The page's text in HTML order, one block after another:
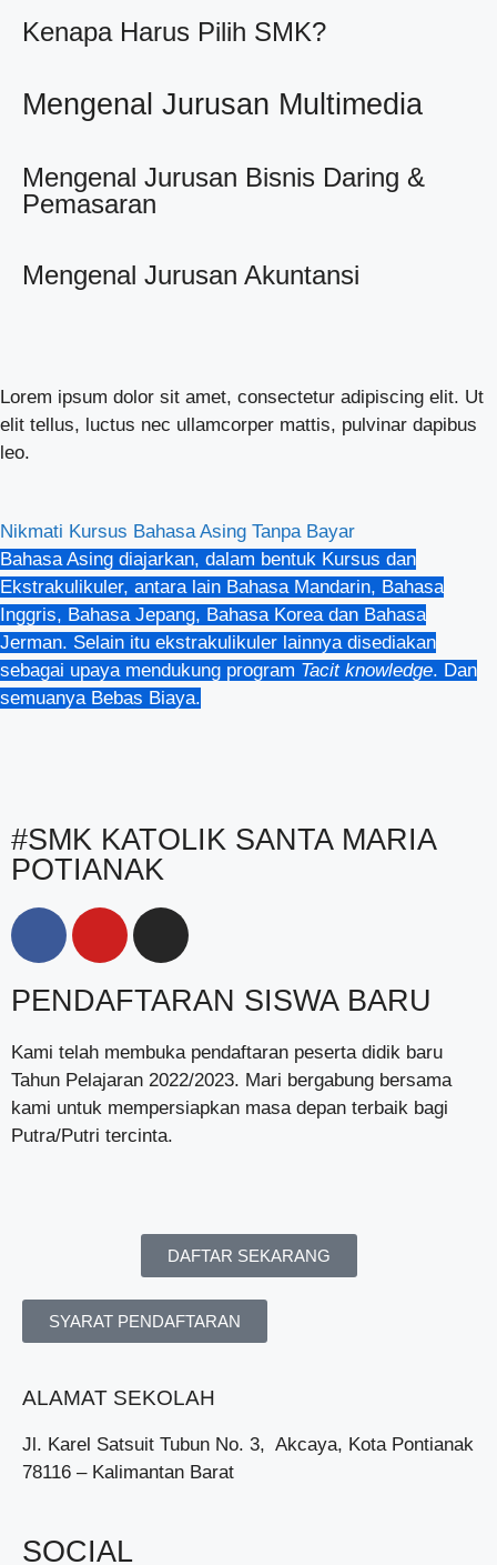
Kenapa Harus Pilih SMK?
Mengenal Jurusan Multimedia
Mengenal Jurusan Bisnis Daring &
Pemasaran
Mengenal Jurusan Akuntansi
Lorem ipsum dolor sit amet, consectetur adipiscing elit. Ut
elit tellus, luctus nec ullamcorper mattis, pulvinar dapibus
leo.
Nikmati Kursus Bahasa Asing Tanpa Bayar
Bahasa Asing diajarkan, dalam bentuk Kursus dan
Ekstrakulikuler, antara lain Bahasa Mandarin, Bahasa
Inggris, Bahasa Jepang, Bahasa Korea dan Bahasa
Jerman. Selain itu ekstrakulikuler lainnya disediakan
sebagai upaya mendukung program Tacit knowledge. Dan
semuanya Bebas Biaya.
#SMK KATOLIK SANTA MARIA
POTIANAK
PENDAFTARAN SISWA BARU
Kami telah membuka pendaftaran peserta didik baru
Tahun Pelajaran 2022/2023. Mari bergabung bersama
kami untuk mempersiapkan masa depan terbaik bagi
Putra/Putri tercinta.
DAFTAR SEKARANG
SYARAT PENDAFTARAN
ALAMAT SEKOLAH
Jl. Karel Satsuit Tubun No. 3, Akcaya, Kota Pontianak
78116 – Kalimantan Barat
SOCIAL